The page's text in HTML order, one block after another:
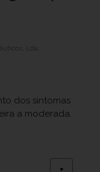
Lda.
dos sintomas
a moderada.
+